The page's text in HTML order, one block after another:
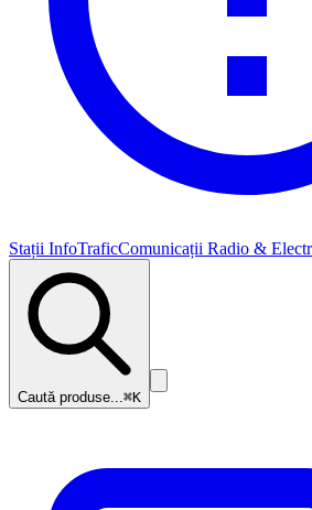
Stații InfoTraficComunicații Radio &
Caută produse...⌘K